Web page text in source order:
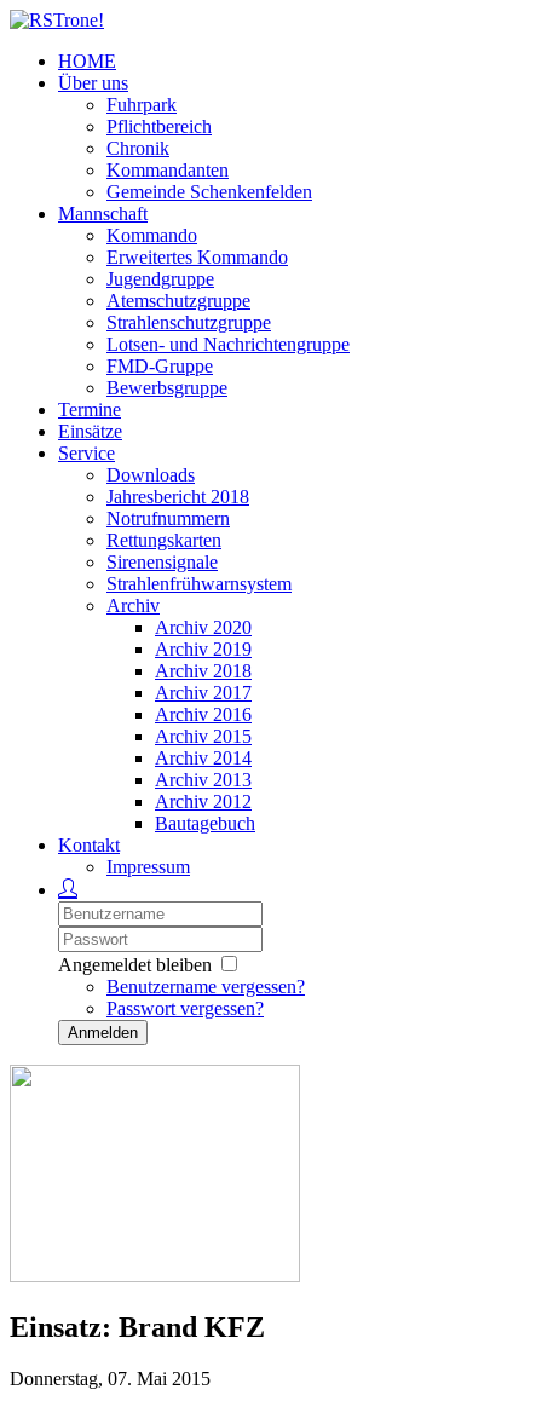
HOME
Über uns
Fuhrpark
Pflichtbereich
Chronik
Kommandanten
Gemeinde Schenkenfelden
Mannschaft
Kommando
Erweitertes Kommando
Jugendgruppe
Atemschutzgruppe
Strahlenschutzgruppe
Lotsen- und Nachrichtengruppe
FMD-Gruppe
Bewerbsgruppe
Termine
Einsätze
Service
Downloads
Jahresbericht 2018
Notrufnummern
Rettungskarten
Sirenensignale
Strahlenfrühwarnsystem
Archiv
Archiv 2020
Archiv 2019
Archiv 2018
Archiv 2017
Archiv 2016
Archiv 2015
Archiv 2014
Archiv 2013
Archiv 2012
Bautagebuch
Kontakt
Impressum
Angemeldet bleiben
Benutzername vergessen?
Passwort vergessen?
Anmelden
Einsatz: Brand KFZ
Donnerstag, 07. Mai 2015